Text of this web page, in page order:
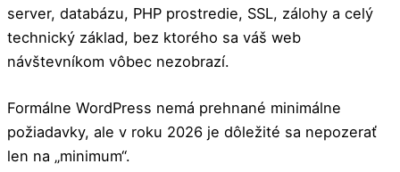
server, databázu, PHP prostredie, SSL, zálohy a celý
technický základ, bez ktorého sa váš web
návštevníkom vôbec nezobrazí.
Formálne WordPress nemá prehnané minimálne
požiadavky, ale v roku 2026 je dôležité sa nepozerať
len na „minimum“.